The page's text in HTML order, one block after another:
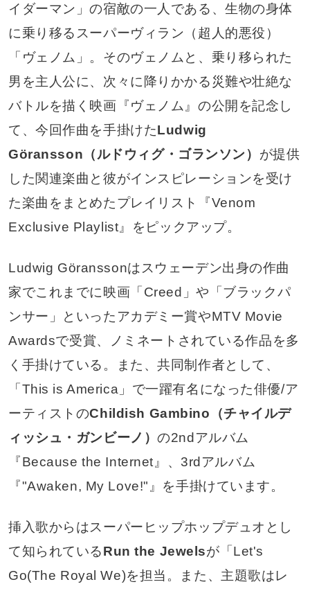
イダーマン」の宿敵の一人である、生物の身体
に乗り移るスーパーヴィラン（超人的悪役）
「ヴェノム」。そのヴェノムと、乗り移られた
男を主人公に、次々に降りかかる災難や壮絶な
バトルを描く映画『ヴェノム』の公開を記念し
て、今回作曲を手掛けたLudwig
Göransson（ルドウィグ・ゴランソン） が提供
した関連楽曲と彼がインスピレーションを受け
た楽曲をまとめたプレイリスト『Venom
Exclusive Playlist』をピックアップ。
Ludwig Göranssonはスウェーデン出身の作曲
家でこれまでに映画「Creed」や「ブラックパ
ンサー」といったアカデミー賞やMTV Movie
Awardsで受賞、ノミネートされている作品を多
く手掛けている。また、共同制作者として、
「This is America」で一躍有名になった俳優/ア
ーティストのChildish Gambino（チャイルデ
ィッシュ・ガンビーノ）の2ndアルバム
『Because the Internet』、3rdアルバム
『"Awaken, My Love!"』を手掛けています。
挿入歌からはスーパーヒップホップデュオとし
て知られているRun the Jewelsが「Let's
Go(The Royal We)を担当。また、主題歌はレ